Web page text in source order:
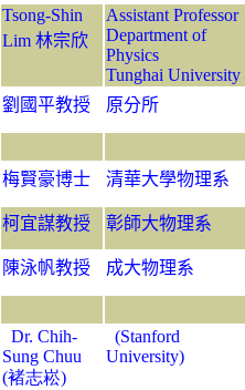
Tsong-Shin
Lim 林宗欣
Assistant Professor
Department of
Physics
Tunghai University
劉國平教授 原分所
梅賢豪博士 清華大學物理系
柯宜謀教授 彰師大物理系
陳泳帆教授 成大物理系
Dr. Chih-
Sung Chuu
(褚志崧)
(Stanford
University)